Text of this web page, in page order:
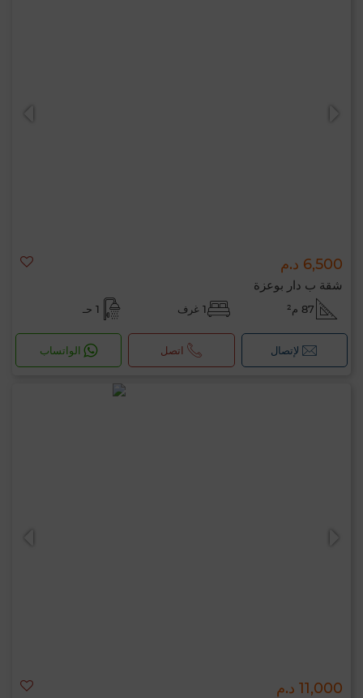
6,500 د.م
شقة ب دار بوعزة
87 م² 1 غرف 1 حـ
لإتصال اتصل الواتساب
11,000 د.م